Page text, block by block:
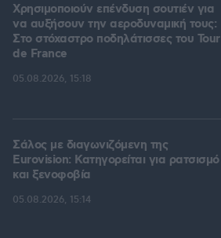
Χρησιμοποιούν επένδυση σουτιέν για
να αυξήσουν την αεροδυναμική τους:
Στο στόχαστρο ποδηλάτισσες του Tour
de France
05.08.2026, 15:18
Σάλος με διαγωνιζόμενη της
Eurovision: Κατηγορείται για ρατσισμό
και ξενοφοβία
05.08.2026, 15:14